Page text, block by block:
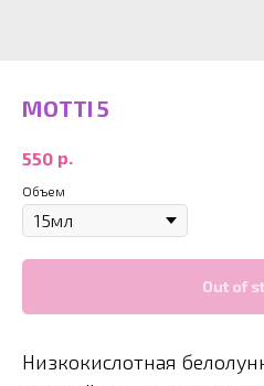
MOTTI 5
550 р.
Объем
Out of
Низкокислотная